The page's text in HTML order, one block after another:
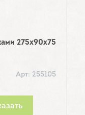
275х90х75
Арт: 255105